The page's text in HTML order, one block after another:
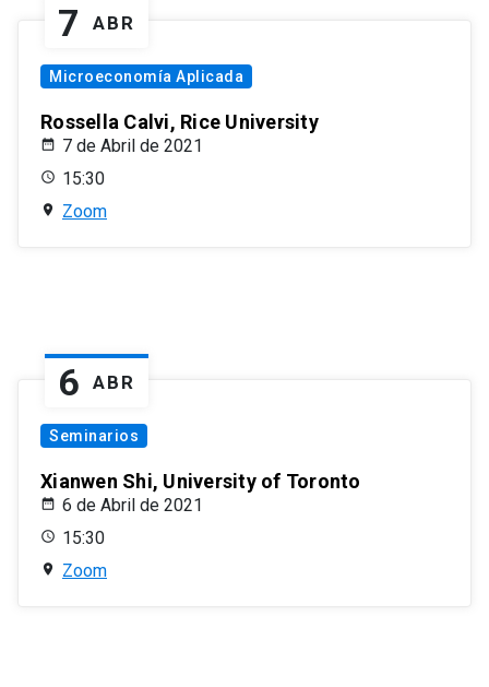
7 ABR
Microeconomía Aplicada
Rossella Calvi, Rice University
7 de Abril de 2021
15:30
Zoom
6 ABR
Seminarios
Xianwen Shi, University of Toronto
6 de Abril de 2021
15:30
Zoom